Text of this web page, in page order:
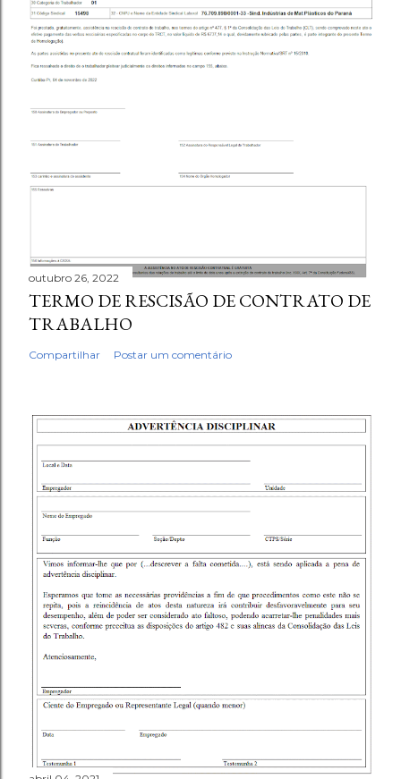
outubro 26, 2022
TERMO DE RESCISÃO DE CONTRATO DE
TRABALHO
Compartilhar Postar um comentário